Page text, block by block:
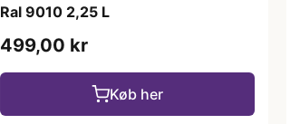
Ral 9010 2,25 L
499,00 kr
Køb her